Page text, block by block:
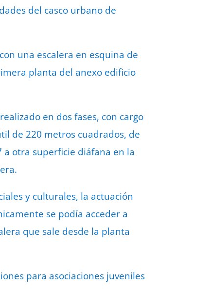
del casco urbano de
una escalera en esquina de
planta del anexo edificio
en dos fases, con cargo
de 220 metros cuadrados, de
otra superficie diáfana en la
y culturales, la actuación
se podía acceder a
que sale desde la planta
para asociaciones juveniles